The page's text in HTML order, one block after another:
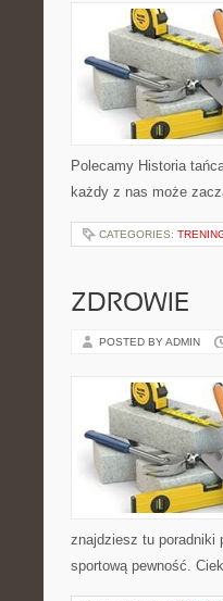
Polecamy Historia
każdy z nas może
CATEGORIES:
ZDROWIE
POSTED BY ADMIN
znajdziesz tu poradniki
sportową pewność.